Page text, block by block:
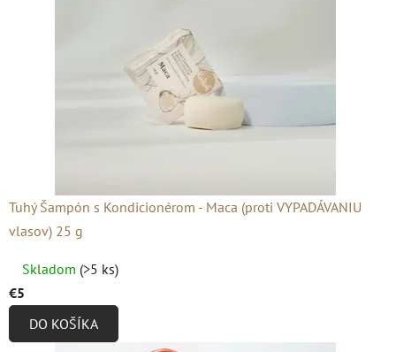
Tuhý Šampón s Kondicionérom - Maca (proti VYPADÁVANIU
vlasov) 25 g
hodnotenie
produktu
Skladom (>5 ks)
€5
DO KOŠÍKA